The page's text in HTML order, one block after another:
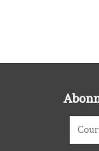
schudmateriaal